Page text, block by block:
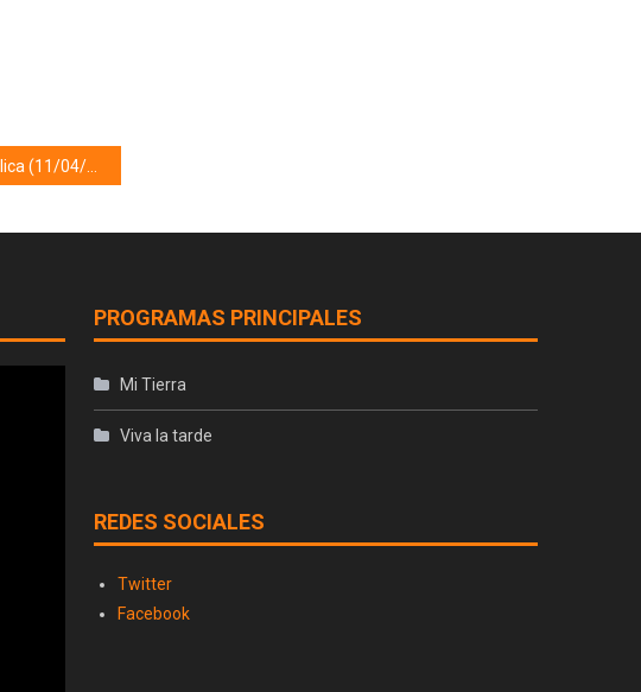
PROGRAMAS PRINCIPALES
Mi Tierra
Viva la tarde
REDES SOCIALES
Twitter
Facebook